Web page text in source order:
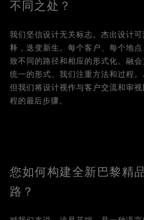
不同之处？
我们坚信设计无关标志。杰出设计
释，迭变新生。每个客户、每个地
致不同的路径和相应的形式化。融
统一的形式。我们注重方法和过程。
但我们将设计视作与客户交流和审
程的最后步骤。
您如何构建全新巴黎精
路？